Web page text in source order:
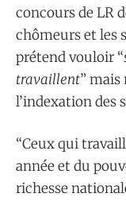
concours de LR
chômeurs et les
prétend vouloir “
travaillent”
l’indexation des
“Ceux qui
année et du
richesse